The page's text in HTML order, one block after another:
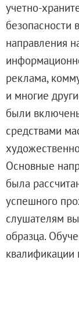
Архив
О
учетно-
безопасности
направления
реклама,
и многие
были
средствами
Основные
была
успешного
слушателям
образца.
квалификации